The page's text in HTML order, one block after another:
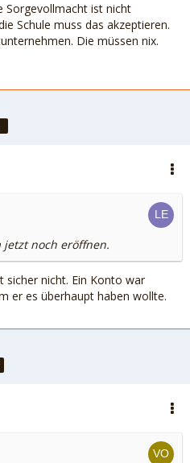
Sorgevollmacht ist nicht
Schule muss das akzeptieren.
Die müssen nix.
jetzt noch eröffnen.
sicher nicht. Ein Konto war
er es überhaupt haben wollte.